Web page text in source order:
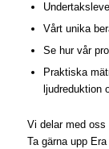
Vårt unika
Se hur vår
Praktiska
ljudreduktion
Vi delar med
Ta gärna upp